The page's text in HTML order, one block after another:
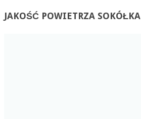
JAKOŚĆPOWIETRZA SOKÓŁKA